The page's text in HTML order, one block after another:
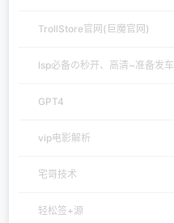
TrollStore官网(巨魔官网)
lsp必备の秒开、高清~准备发车
GPT4
vip电影解析
宅哥技术
轻松签+源